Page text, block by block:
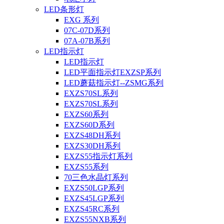
LED条形灯
EXG 系列
07C-07D系列
07A-07B系列
LED指示灯
LED指示灯
LED平面指示灯EXZSP系列
LED蘑菇指示灯--ZSMG系列
EXZS70SL系列
EXZS70SL系列
EXZS60系列
EXZS60D系列
EXZS48DH系列
EXZS30DH系列
EXZS55指示灯系列
EXZS55系列
70三色水晶灯系列
EXZS50LGP系列
EXZS45LGP系列
EXZS45RC系列
EXZS55NXB系列